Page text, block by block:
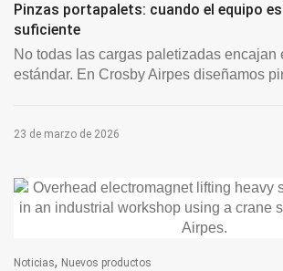
Pinzas portapalets: cuando el equipo
suficiente
No todas las cargas paletizadas encajan
estándar. En Crosby Airpes diseñamos
23 de marzo de 2026
Noticias, Nuevos productos